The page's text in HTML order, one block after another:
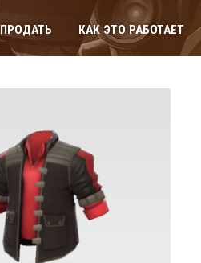
ПРОДАТЬ КАК ЭТО РАБОТАЕТ